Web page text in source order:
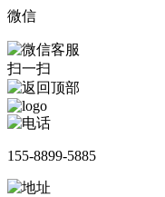
微信
扫一扫
155-8899-5885